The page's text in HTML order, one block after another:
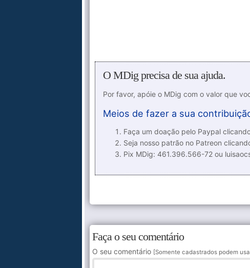
O MDig precisa de sua ajuda.
Por favor, apóie o MDig com o valor que
Meios de fazer a sua
Faça um doação pelo Paypal
Seja nosso patrão no Patreon
Pix MDig: 461.396.566-72 ou
Faça o seu comentário
O seu comentário [Somente cadastrados podem